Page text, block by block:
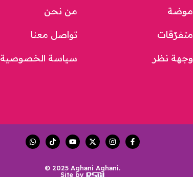
موضة
متفرّقات
وجهة نظر
من نحن
تواصل معنا
سياسة الخصوصية
© 2025 Aghani Aghani.
Site by